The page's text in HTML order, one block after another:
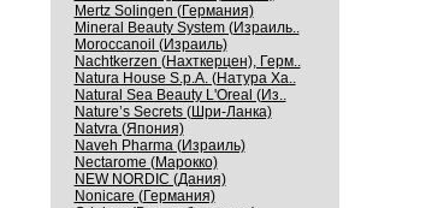
Mertz Solingen (Германия)
Mineral Beauty System (Израиль..
Moroccanoil (Израиль)
Nachtkerzen (Нахткерцен), Герм..
Natura House S.p.A. (Натура Ха..
Natural Sea Beauty L'Oreal (Из..
Nature’s Secrets (Шри-Ланка)
Natvra (Япония)
Naveh Pharma (Израиль)
Nectarome (Марокко)
NEW NORDIC (Дания)
Nonicare (Германия)